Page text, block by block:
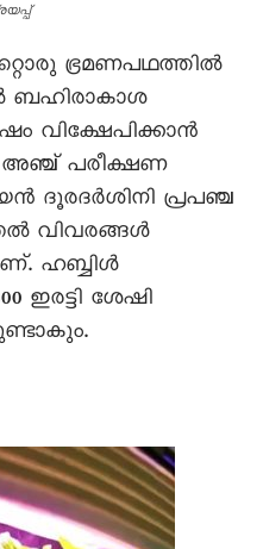
ഭ്രമണപഥത്തിൽ
ബഹിരാകാശ
വിക്ഷേപിക്കാൻ
അഞ്ച്‌ പരീക്ഷണ
ദൂരദർശിനി പ്രപഞ്ച
വിവരങ്ങൾ
ഹബ്ബിൾ
ഇരട്ടി ശേഷി